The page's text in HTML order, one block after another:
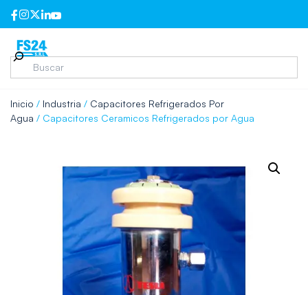
Inicio / Industria / Capacitores Refrigerados Por
Agua / Capacitores Ceramicos Refrigerados por Agua